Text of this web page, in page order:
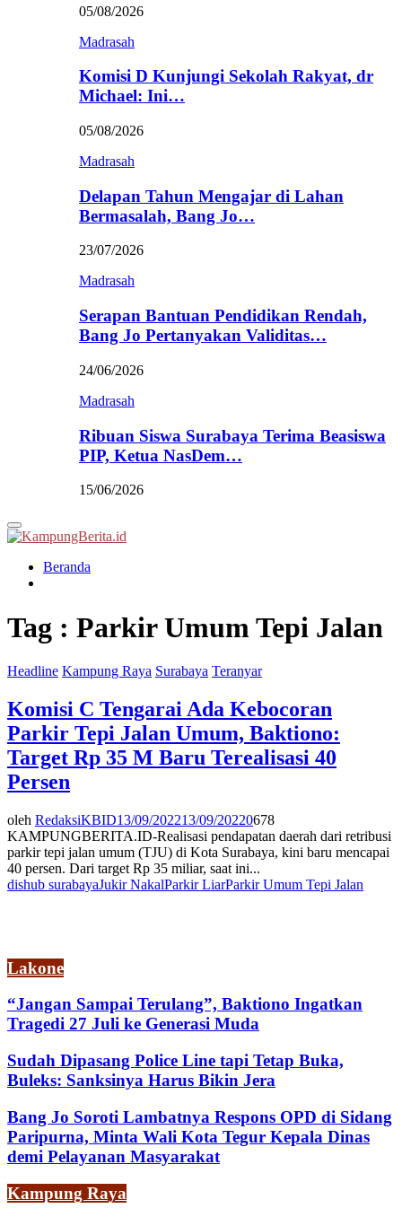
05/08/2026
Madrasah
Komisi D Kunjungi Sekolah Rakyat, dr
Michael: Ini…
05/08/2026
Madrasah
Delapan Tahun Mengajar di Lahan
Bermasalah, Bang Jo…
23/07/2026
Madrasah
Serapan Bantuan Pendidikan Rendah,
Bang Jo Pertanyakan Validitas…
24/06/2026
Madrasah
Ribuan Siswa Surabaya Terima Beasiswa
PIP, Ketua NasDem…
15/06/2026
Primary
Menu
Beranda
Tag : Parkir Umum Tepi Jalan
Headline Kampung Raya Surabaya Teranyar
Komisi C Tengarai Ada Kebocoran
Parkir Tepi Jalan Umum, Baktiono:
Target Rp 35 M Baru Terealisasi 40
Persen
oleh RedaksiKBID13/09/202213/09/20220678
KAMPUNGBERITA.ID-Realisasi pendapatan daerah dari retribusi
parkir tepi jalan umum (TJU) di Kota Surabaya, kini baru mencapai
40 persen. Dari target Rp 35 miliar, saat ini...
dishub surabayaJukir NakalParkir LiarParkir Umum Tepi Jalan
Lakone
“Jangan Sampai Terulang”, Baktiono Ingatkan
Tragedi 27 Juli ke Generasi Muda
Sudah Dipasang Police Line tapi Tetap Buka,
Buleks: Sanksinya Harus Bikin Jera
Bang Jo Soroti Lambatnya Respons OPD di Sidang
Paripurna, Minta Wali Kota Tegur Kepala Dinas
demi Pelayanan Masyarakat
Kampung Raya